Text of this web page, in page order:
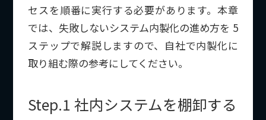
セスを順番に実行する必要があります。本章
では、失敗しないシステム内製化の進め方を 5
ステップで解説しますので、自社で内製化に
取り組む際の参考にしてください。
Step.1 社内システムを棚卸する